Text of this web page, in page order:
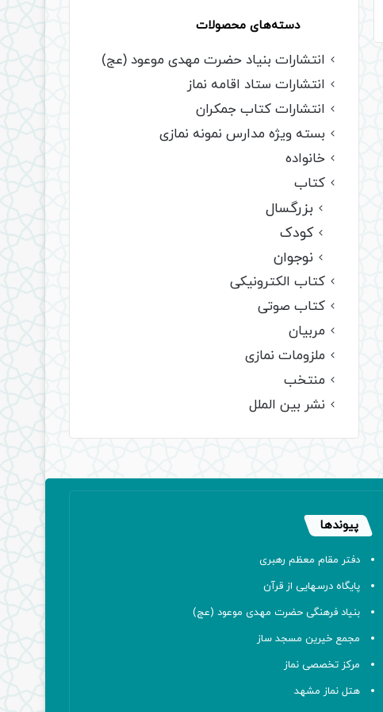
دسته‌های محصولات
انتشارات بنیاد حضرت مهدی موعود (عج)
انتشارات ستاد اقامه نماز
انتشارات کتاب جمکران
بسته ویژه مدارس نمونه نمازی
خانواده
کتاب
بزرگسال
کودک
نوجوان
کتاب الکترونیکی
کتاب صوتی
مربیان
ملزومات نمازی
منتخب
نشر بین الملل
پیوندها
دفتر مقام معظم رهبری
پایگاه درسهایی از قرآن
بنیاد فرهنگی حضرت مهدی موعود (عج)
مجمع خیرین مسجد ساز
مرکز تخصصی نماز
هتل نماز مشهد